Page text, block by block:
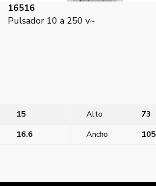
16516
Pulsador 10 a 250 v~
15 Alto 73
16.6 Ancho 105